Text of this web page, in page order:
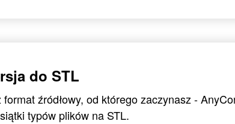
do STL
źródłowy, od którego zaczynasz -
typów plików na STL.